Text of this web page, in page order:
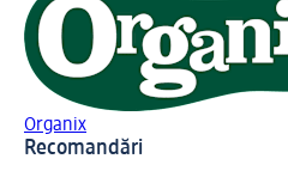
Organix
Recomandări